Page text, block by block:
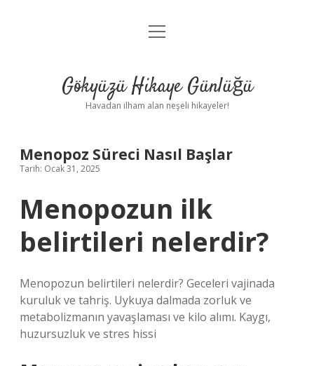
Anasayfa
Yasal Uyarı
menüyü
Gökyüzü Hikaye Günlüğü
Havadan ilham alan neşeli hikayeler!
Menopoz Süreci Nasıl Başlar
Tarih: Ocak 31, 2025
Menopozun ilk
belirtileri nelerdir?
Menopozun belirtileri nelerdir? Geceleri vajinada
kuruluk ve tahriş. Uykuya dalmada zorluk ve
metabolizmanın yavaşlaması ve kilo alımı. Kaygı,
huzursuzluk ve stres hissi